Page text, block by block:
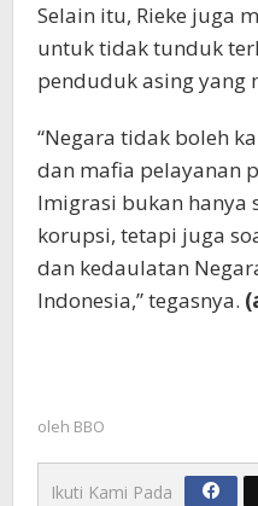
Selain itu, Rieke juga
untuk tidak tunduk
penduduk asing yang
“Negara tidak boleh
dan mafia pelayanan
Imigrasi bukan hanya
korupsi, tetapi juga
dan kedaulatan
Indonesia,” tegasnya.
oleh BBO
Ikuti Kami Pada